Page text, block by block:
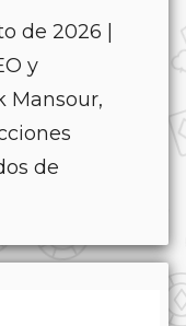
de 2026 |
y
Mansour,
de